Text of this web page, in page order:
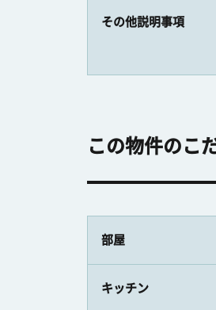
その他説明事項
この物件のこ
部屋
キッチン